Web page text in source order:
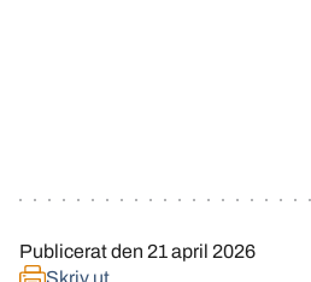
Publicerat den 21 april 2026
Skriv ut